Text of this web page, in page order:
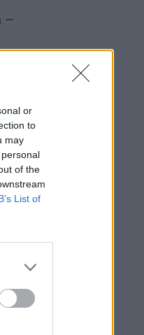
or
to
may
of the
List of
–